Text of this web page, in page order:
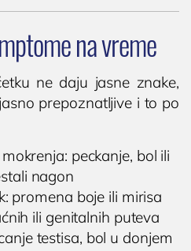
na vreme
ne daju jasne znake,
prepoznatljive i to po
peckanje, bol ili
nagon
promena boje ili mirisa
ili genitalnih puteva
testisa, bol u donjem